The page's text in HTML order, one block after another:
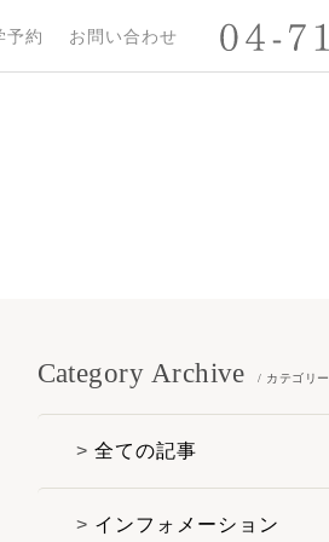
予約 お問い合わせ
Category Archive / カテゴリー
全ての記事
インフォメーション